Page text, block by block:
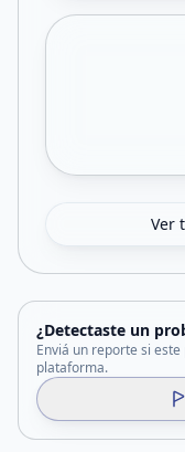
Ver
¿Detectaste un
Enviá un reporte si
plataforma.